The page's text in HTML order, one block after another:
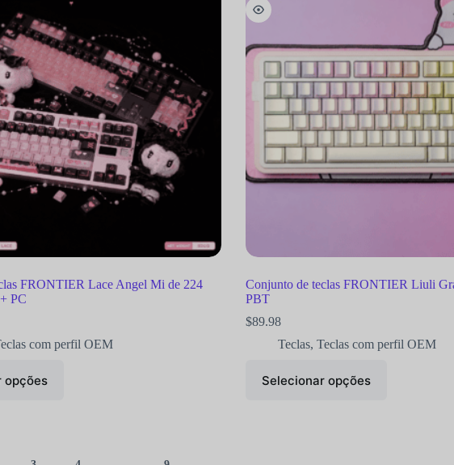
FRONTIER Lace Angel Mi de 224
PC
com perfil OEM
opções
Conjunto de teclas FRONTIER Liuli
PBT
$89.98
Teclas, Teclas com perfil OEM
Selecionar opções